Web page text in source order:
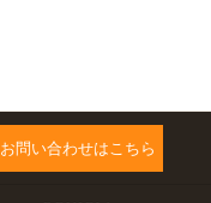
お問い合わせはこちら